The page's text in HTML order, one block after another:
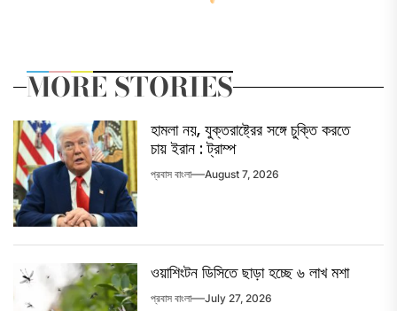
MORE STORIES
হামলা নয়, যুক্তরাষ্ট্রের সঙ্গে চুক্তি করতে
চায় ইরান : ট্রাম্প
প্রবাস বাংলা August 7, 2026
ওয়াশিংটন ডিসিতে ছাড়া হচ্ছে ৬ লাখ মশা
প্রবাস বাংলা July 27, 2026